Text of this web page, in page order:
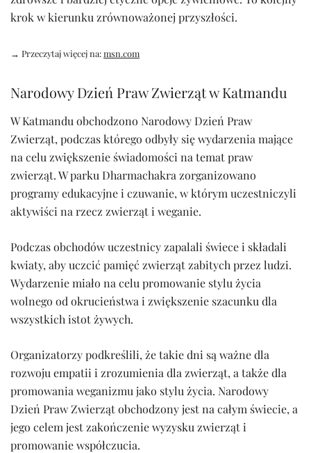
krok w kierunku zrównoważonej przyszłości.
→ Przeczytaj więcej na:msn.com
Narodowy Dzień Praw Zwierząt w Katmandu
W Katmandu obchodzono Narodowy Dzień Praw
Zwierząt, podczas którego odbyły się wydarzenia mające
na celu zwiększenie świadomości na temat praw
zwierząt. W parku Dharmachakra zorganizowano
programy edukacyjne i czuwanie, w którym uczestniczyli
aktywiści na rzecz zwierząt i weganie.
Podczas obchodów uczestnicy zapalali świece i składali
kwiaty, aby uczcić pamięć zwierząt zabitych przez ludzi.
Wydarzenie miało na celu promowanie stylu życia
wolnego od okrucieństwa i zwiększenie szacunku dla
wszystkich istot żywych.
Organizatorzy podkreślili, że takie dni są ważne dla
rozwoju empatii i zrozumienia dla zwierząt, a także dla
promowania weganizmu jako stylu życia. Narodowy
Dzień Praw Zwierząt obchodzony jest na całym świecie, a
jego celem jest zakończenie wyzysku zwierząt i
promowanie współczucia.